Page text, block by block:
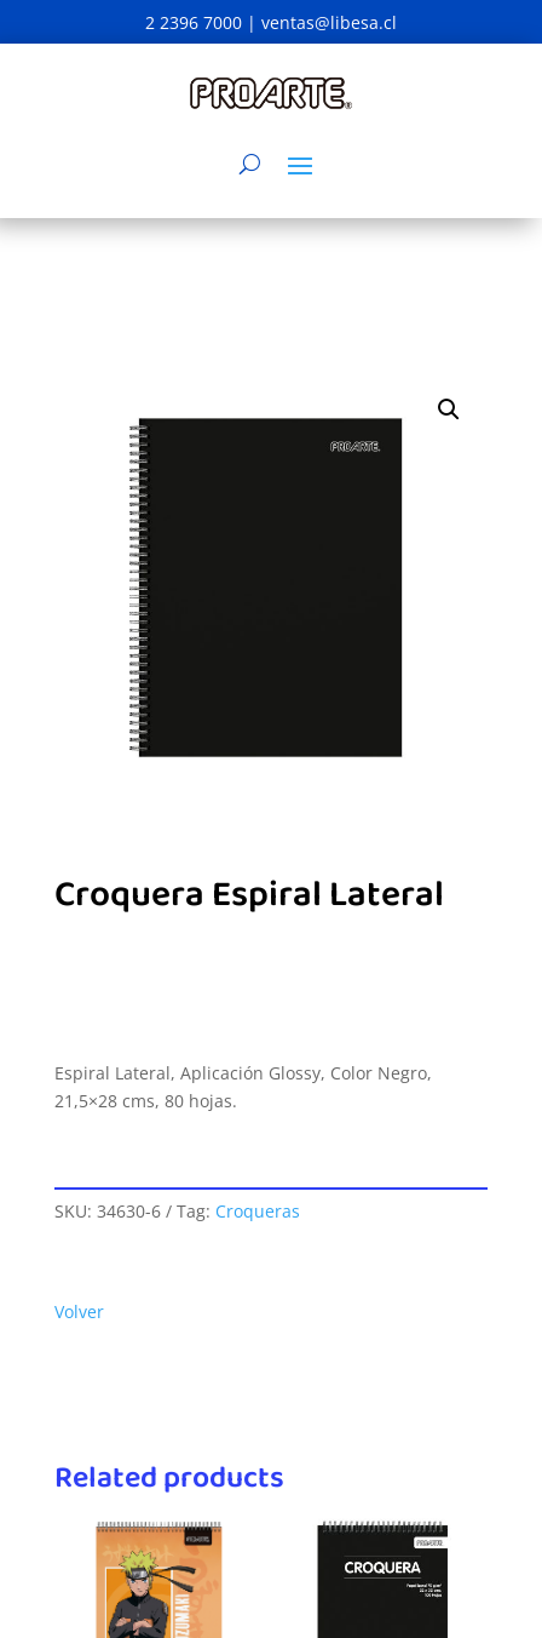
2 2396 7000 | ventas@libesa.cl
Croquera Espiral Lateral
Espiral Lateral, Aplicación Glossy, Color Negro,
21,5×28 cms, 80 hojas.
SKU: 34630-6 Tag: Croqueras
Volver
Related products